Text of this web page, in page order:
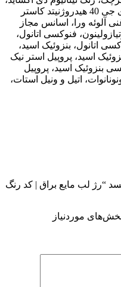
تیتانیوم دی اکساید، روغن بادام، پی ای جی 40 هیدروژنیتد کاستر
آلوئه ورا، اسانس مجاز
فنوکسی اتانول،
اتانول، بنزوئیک اسید،
اسید، پروپیل استر نیک
بنزوئیک اسید، پروپیل
اتیل و ونیل استات،
“رژ لب مایع براق | کد رنگ
موردنیاز